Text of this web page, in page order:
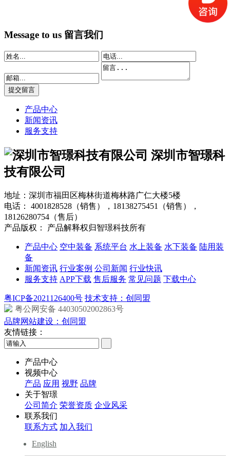
Message to us 留言我们
产品中心
新闻资讯
服务支持
深圳市智璟科
技有限公司
地址：深圳市福田区梅林街道梅林路广仁大楼5楼
电话： 4001828528（销售），18138275451（销售），
18126280754（售后）
产品版权： 产品解释权归智璟科技所有
产品中心 空中装备 系统平台 水上装备 水下装备 陆用装
备
新闻资讯 行业案例 公司新闻 行业快讯
服务支持 APP下载 售后服务 常见问题 下载中心
粤ICP备2021126400号 技术支持：创同盟
粤公网安备 44030502002863号
品牌网站建设：创同盟
友情链接：
产品中心
视频中心
产品 应用 视野 品牌
关于智璟
公司简介 荣誉资质 企业风采
联系我们
联系方式 加入我们
English